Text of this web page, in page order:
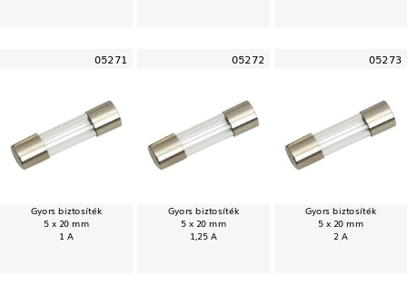
05271
Gyors biztosíték
5 x 20 mm
1 A
05272
Gyors biztosíték
5 x 20 mm
1,25 A
05273
Gyors biztosíték
5 x 20 mm
2 A